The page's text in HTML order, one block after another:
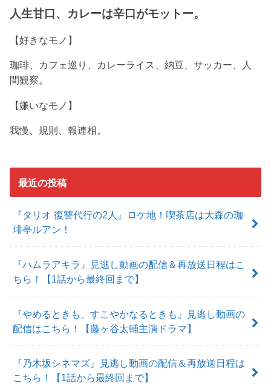
人生甘口、カレーは辛口がモットー。
【好きなモノ】
珈琲、カフェ巡り、カレーライス、納豆、サッカー、人
間観察。
【嫌いなモノ】
我慢、規則、報連相。
最近の投稿
『タリオ 復讐代行の2人』ロケ地！喫茶店は大森の珈
琲亭ルアン！
『ハムラアキラ』見逃し動画の配信＆再放送日程はこ
ちら！【1話から最終回まで】
『やめるときも、すこやかなるときも』見逃し動画の
配信はこちら！【藤ヶ谷太輔主演ドラマ】
『乃木坂シネマズ』見逃し動画の配信＆再放送日程は
こちら！【1話から最終回まで】